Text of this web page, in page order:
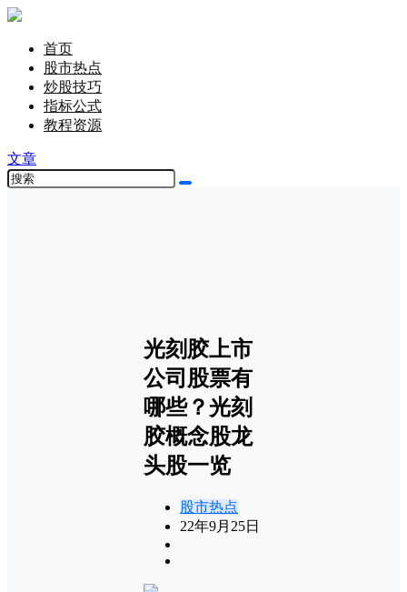
首页
股市热点
炒股技巧
指标公式
教程资源
文章
光刻胶上市
公司股票有
哪些？光刻
胶概念股龙
头股一览
股市热点
22年9月25日